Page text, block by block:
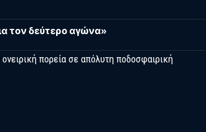
τον δεύτερο αγώνα»
πορεία σε απόλυτη ποδοσφαιρική